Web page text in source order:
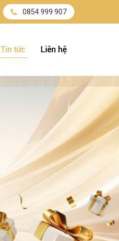
0854 999 907
Tin tức Liên hệ